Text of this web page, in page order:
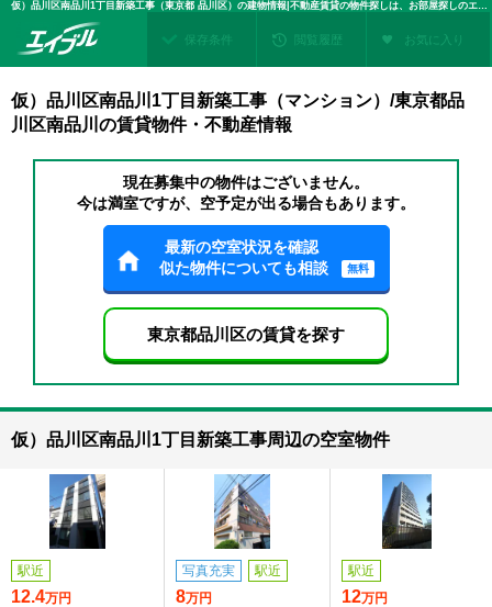
仮）品川区南品川1丁目新築工事（東京都 品川区）の建物情報|不動産賃貸の物件探しは、お部屋探しのエイブル
保存条件 閲覧履歴 お気に入り
仮）品川区南品川1丁目新築工事（マンション）/東京都品
川区南品川の賃貸物件・不動産情報
現在募集中の物件はございません。
今は満室ですが、空予定が出る場合もあります。
最新の空室状況を確認
似た物件についても相談
無料
東京都品川区の賃貸を探す
仮）品川区南品川1丁目新築工事周辺の空室物件
駅近
12.4万円
写真充実 駅近
8万円
駅近
12万円